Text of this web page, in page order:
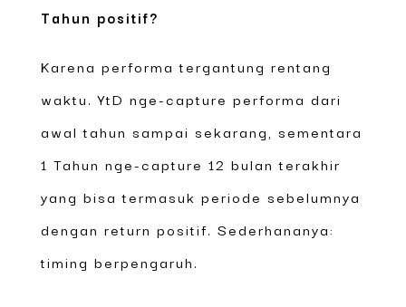
Tahun positif?
Karena performa tergantung rentang
waktu. YtD nge-capture performa dari
awal tahun sampai sekarang, sementara
1 Tahun nge-capture 12 bulan terakhir
yang bisa termasuk periode sebelumnya
dengan return positif. Sederhananya:
timing berpengaruh.